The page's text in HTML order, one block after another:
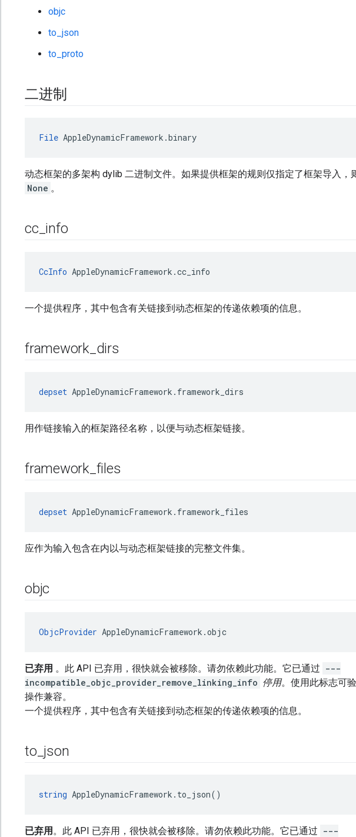
objc
to_json
to_proto
二进制
File AppleDynamicFramework.binary
动态框架的多架构 dylib 二进制文件。如果提供框架的规则仅指定了框架导入，
None 。
cc info
CcInfo AppleDynamicFramework.cc_info
一个提供程序，其中包含有关链接到动态框架的传递依赖项的信息。
framework_ dirs
depset AppleDynamicFramework.framework_dirs
用作链接输入的框架路径名称，以便与动态框架链接。
framework_ files
depset AppleDynamicFramework.framework_files
应作为输入包含在内以与动态框架链接的完整文件集。
objc
ObjcProvider AppleDynamicFramework.objc
已弃用 。此 API 已弃用，很快就会被移除。请勿依赖此功能。它已通过 ---
incompatible_objc_provider_remove_linking_info 停用。使用此标志可
操作兼容。
一个提供程序，其中包含有关链接到动态框架的传递依赖项的信息。
to json
string AppleDynamicFramework.to_json()
已弃用 。此 API 已弃用，很快就会被移除。请勿依赖此功能。它已通过 ---